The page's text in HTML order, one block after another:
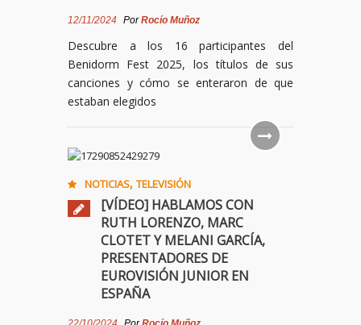
12/11/2024 PorRocío Muñoz
Descubre a los 16 participantes del
Benidorm Fest 2025, los títulos de sus
canciones y cómo se enteraron de que
estaban elegidos
NOTICIAS, TELEVISIÓN
[VÍDEO] HABLAMOS CON
RUTH LORENZO, MARC
CLOTET Y MELANI GARCÍA,
PRESENTADORES DE
EUROVISIÓN JUNIOR EN
ESPAÑA